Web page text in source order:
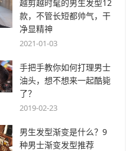
越剪越时髦的男生发型12
款，不管长短都帅气，干
净显精神
2021-01-03
手把手教你如何打理男士
油头，想不想来一起酷毙
了？
2019-02-23
男生发型渐变是什么？9
种男士渐变发型推荐